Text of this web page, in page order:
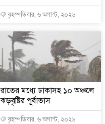
বৃহস্পতিবার, ৬ অগাস্ট, ২০২৬
রাতের মধ্যে ঢাকাসহ ১০ অঞ্চলে
ঝড়বৃষ্টির পূর্বাভাস
বৃহস্পতিবার, ৬ অগাস্ট, ২০২৬